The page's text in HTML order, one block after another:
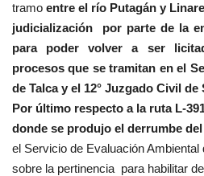
tramo entre el río Putagán y
judicialización por parte de la
para poder volver a ser
procesos que se tramitan en el
de Talca y el 12° Juzgado Civil de
Por último respecto a la ruta L-
donde se produjo el derrumbe
el Servicio de Evaluación
sobre la pertinencia para habilitar